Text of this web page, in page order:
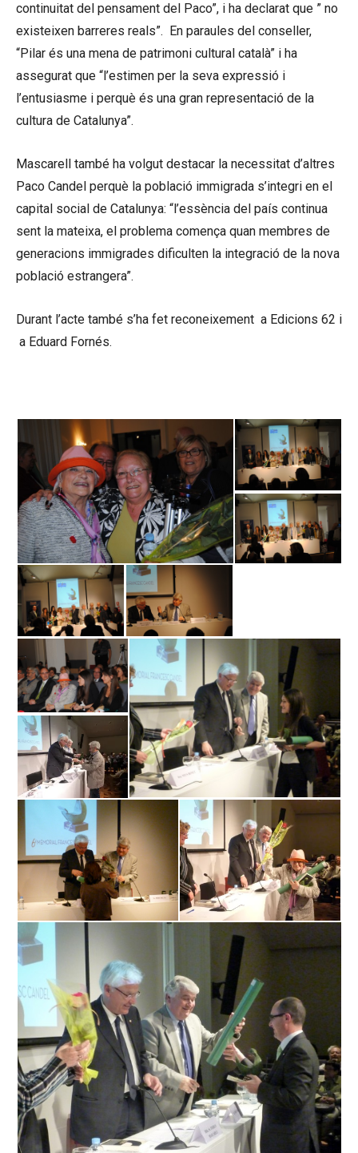
continuitat del pensament del Paco”, i ha declarat que ” no
existeixen barreres reals”. En paraules del conseller,
“Pilar és una mena de patrimoni cultural català” i ha
assegurat que “l’estimen per la seva expressió i
l’entusiasme i perquè és una gran representació de la
cultura de Catalunya”.
Mascarell també ha volgut destacar la necessitat d’altres
Paco Candel perquè la població immigrada s’integri en el
capital social de Catalunya: “l’essència del país continua
sent la mateixa, el problema comença quan membres de
generacions immigrades dificulten la integració de la nova
població estrangera”.
Durant l’acte també s’ha fet reconeixement a Edicions 62 i
a Eduard Fornés.